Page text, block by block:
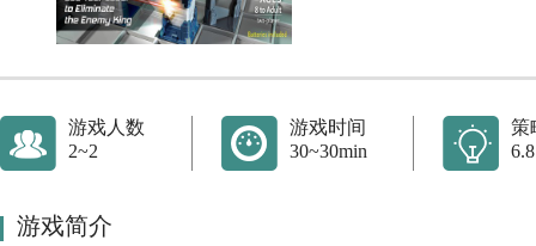
游戏人数
2~2
游戏时间
30~30min
策
6.8
游戏简介